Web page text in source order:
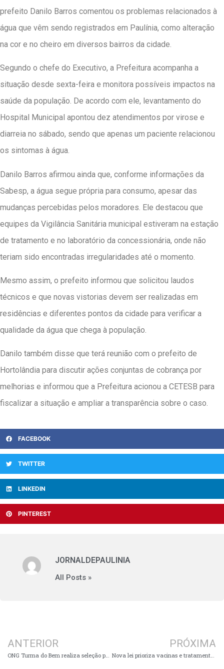
prefeito Danilo Barros comentou os problemas relacionados à
água que vêm sendo registrados em Paulínia, como alteração
na cor e no cheiro em diversos bairros da cidade.
Segundo o chefe do Executivo, a Prefeitura acompanha a
situação desde sexta-feira e monitora possíveis impactos na
saúde da população. De acordo com ele, levantamento do
Hospital Municipal apontou dez atendimentos por virose e
diarreia no sábado, sendo que apenas um paciente relacionou
os sintomas à água.
Danilo Barros afirmou ainda que, conforme informações da
Sabesp, a água segue própria para consumo, apesar das
mudanças percebidas pelos moradores. Ele destacou que
equipes da Vigilância Sanitária municipal estiveram na estação
de tratamento e no laboratório da concessionária, onde não
teriam sido encontradas irregularidades até o momento.
Mesmo assim, o prefeito informou que solicitou laudos
técnicos e que novas vistorias devem ser realizadas em
residências e diferentes pontos da cidade para verificar a
qualidade da água que chega à população.
Danilo também disse que terá reunião com o prefeito de
Hortolândia para discutir ações conjuntas de cobrança por
melhorias e informou que a Prefeitura acionou a CETESB para
fiscalizar a situação e ampliar a transparência sobre o caso.
FACEBOOK
TWITTER
LINKEDIN
PINTEREST
JORNALDEPAULINIA
All Posts »
ANTERIOR PRÓXIMA
Nova lei prioriza vacinas e tratamentos contra o câncer no SUS